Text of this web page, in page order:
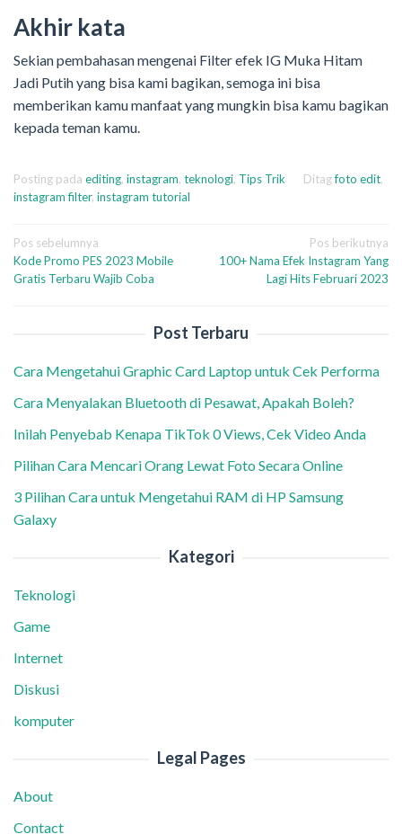
Akhir kata
Sekian pembahasan mengenai Filter efek IG Muka Hitam
Jadi Putih yang bisa kami bagikan, semoga ini bisa
memberikan kamu manfaat yang mungkin bisa kamu bagikan
kepada teman kamu.
Posting pada editing, instagram, teknologi, Tips Trik Ditagfoto edit,
instagram filter, instagram tutorial
Navigasi
pos
Pos sebelumnya
Kode Promo PES 2023 Mobile
Gratis Terbaru Wajib Coba
Pos berikutnya
100+ Nama Efek Instagram Yang
Lagi Hits Februari 2023
Post Terbaru
Cara Mengetahui Graphic Card Laptop untuk Cek Performa
Cara Menyalakan Bluetooth di Pesawat, Apakah Boleh?
Inilah Penyebab Kenapa TikTok 0 Views, Cek Video Anda
Pilihan Cara Mencari Orang Lewat Foto Secara Online
3 Pilihan Cara untuk Mengetahui RAM di HP Samsung
Galaxy
Kategori
Teknologi
Game
Internet
Diskusi
komputer
Legal Pages
About
Contact